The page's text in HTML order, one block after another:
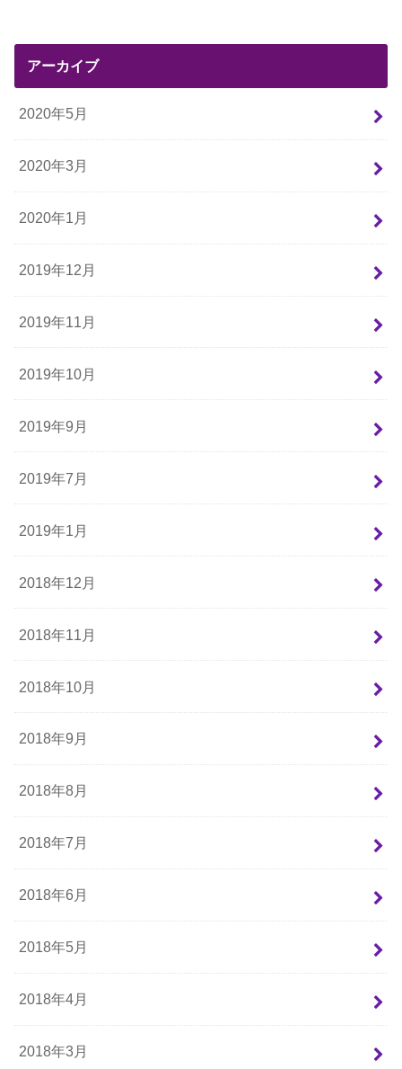
アーカイブ
2020年5月
2020年3月
2020年1月
2019年12月
2019年11月
2019年10月
2019年9月
2019年7月
2019年1月
2018年12月
2018年11月
2018年10月
2018年9月
2018年8月
2018年7月
2018年6月
2018年5月
2018年4月
2018年3月